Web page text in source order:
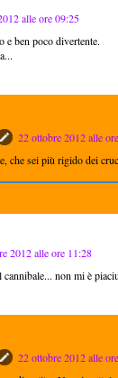
alle ore 09:25
e ben poco divertente.
22 ottobre 2012 alle
che sei più rigido dei
2012 alle ore 11:28
non mi è
22 ottobre 2012 alle